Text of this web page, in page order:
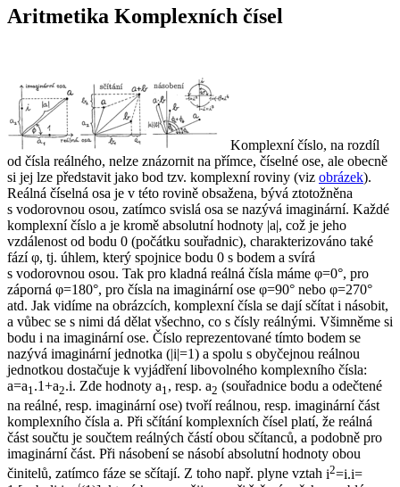
Aritmetika Komplexních čísel
Komplexní číslo, na rozdíl
od čísla reálného, nelze znázornit na přímce, číselné ose, ale obecně
si jej lze představit jako bod tzv. komplexní roviny (viz obrázek).
Reálná číselná osa je v této rovině obsažena, bývá ztotožněna
s vodorovnou osou, zatímco svislá osa se nazývá imaginární. Každé
komplexní číslo a je kromě absolutní hodnoty |a|, což je jeho
vzdálenost od bodu 0 (počátku souřadnic), charakterizováno také
fází φ, tj. úhlem, který spojnice bodu 0 s bodem a svírá
s vodorovnou osou. Tak pro kladná reálná čísla máme φ=0°, pro
záporná φ=180°, pro čísla na imaginární ose φ=90° nebo φ=270°
atd. Jak vidíme na obrázcích, komplexní čísla se dají sčítat i násobit,
a vůbec se s nimi dá dělat všechno, co s čísly reálnými. Všimněme si
bodu i na imaginární ose. Číslo reprezentované tímto bodem se
nazývá imaginární jednotka (|i|=1) a spolu s obyčejnou reálnou
jednotkou dostačuje k vyjádření libovolného komplexního čísla:
a=a1.1+a2.i. Zde hodnoty a1, resp. a2 (souřadnice bodu a odečtené
na reálné, resp. imaginární ose) tvoří reálnou, resp. imaginární část
komplexního čísla a. Při sčítání komplexních čísel platí, že reálná
část součtu je součtem reálných částí obou sčítanců, a podobně pro
imaginární část. Při násobení se násobí absolutní hodnoty obou
činitelů, zatímco fáze se sčítají. Z toho např. plyne vztah i2=i.i=